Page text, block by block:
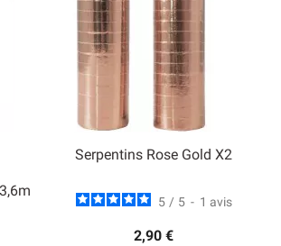
Serpentins Rose Gold X2
5 / 5 - 1 avis
2,90 €